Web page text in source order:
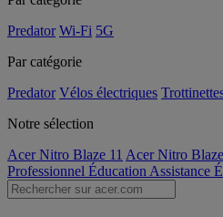
Predator Wi-Fi 5G
Par catégorie
Predator Vélos électriques
Notre sélection
Acer Nitro Blaze 11 Acer Nitro
Professionnel Éducation Assistance